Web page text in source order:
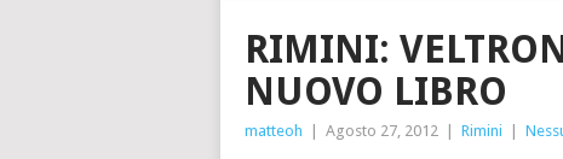
RIMINI:
NUOVO LIBRO
matteoh Agosto 27, 2012 Rimini